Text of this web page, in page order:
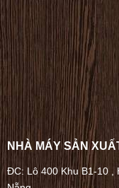
NHÀ MÁY SẢN
ĐC: Lô 400 Khu B1-10 ,